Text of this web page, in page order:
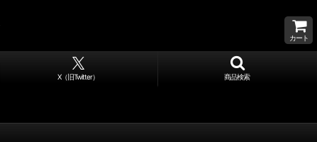
カート
X（旧Twitter） 商品検索